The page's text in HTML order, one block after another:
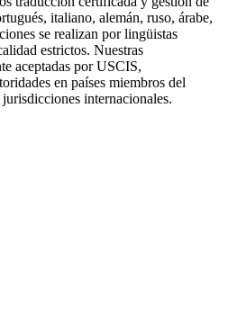
italiano, alemán, ruso, árabe,
se realizan por lingüistas
estrictos. Nuestras
aceptadas por USCIS,
en países miembros del
internacionales.